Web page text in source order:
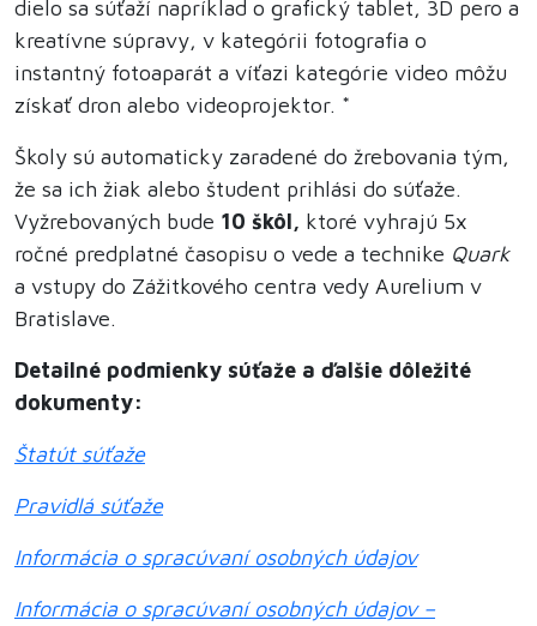
dielo sa súťaží napríklad o grafický tablet, 3D pero a
kreatívne súpravy, v kategórii fotografia o
instantný fotoaparát a víťazi kategórie video môžu
získať dron alebo videoprojektor. *
Školy sú automaticky zaradené do žrebovania tým,
že sa ich žiak alebo študent prihlási do súťaže.
Vyžrebovaných bude 10 škôl, ktoré vyhrajú 5x
ročné predplatné časopisu o vede a technike Quark
a vstupy do Zážitkového centra vedy Aurelium v
Bratislave.
Detailné podmienky súťaže a ďalšie dôležité
dokumenty:
Štatút súťaže
Pravidlá súťaže
Informácia o spracúvaní osobných údajov
Informácia o spracúvaní osobných údajov –